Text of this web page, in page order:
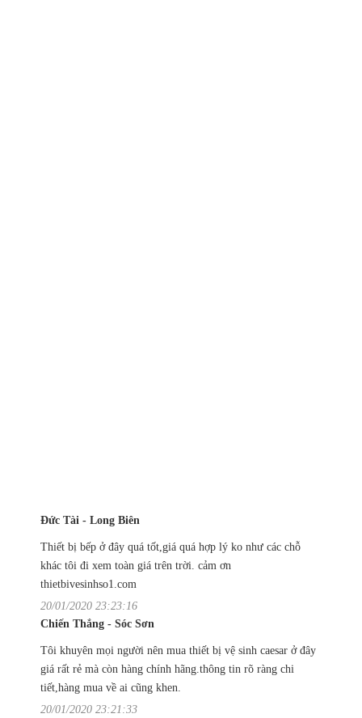
Đức Tài - Long Biên
Thiết bị bếp ở đây quá tốt,giá quá hợp lý ko như các chỗ
khác tôi đi xem toàn giá trên trời. cảm ơn
thietbivesinhso1.com
20/01/2020 23:23:16
Chiến Thắng - Sóc Sơn
Tôi khuyên mọi người nên mua thiết bị vệ sinh caesar ở đây
giá rất rẻ mà còn hàng chính hãng.thông tin rõ ràng chi
tiết,hàng mua về ai cũng khen.
20/01/2020 23:21:33